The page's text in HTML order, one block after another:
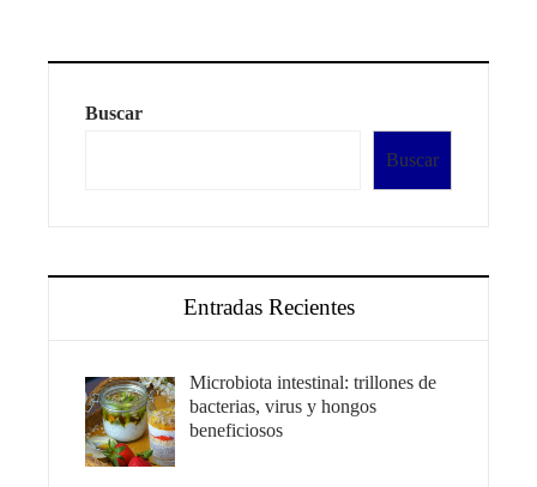
Buscar
Buscar
Entradas Recientes
Microbiota intestinal: trillones de
bacterias, virus y hongos
beneficiosos